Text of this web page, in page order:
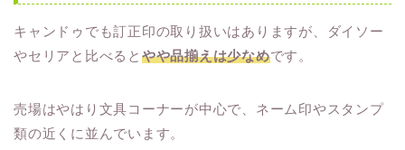
キャンドゥでも訂正印の取り扱いはありますが、ダイソー
やセリアと比べると やや品揃えは少なめです。
売場はやはり文具コーナーが中心で、ネーム印やスタンプ
類の近くに並んでいます。